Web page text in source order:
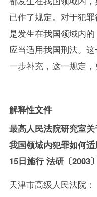
已作了规定。对于犯
是发生在我国领域内
应当适用我国刑法。
一步补充，这一规定，
解释性文件
最高人民法院研究室
我国领域内犯罪如何
15日施行 法研〔2003
天津市高级人民法院：